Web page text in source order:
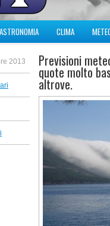
ASTRONOMIA CLIMA
2013 Previsioni
quote molto
altrove.